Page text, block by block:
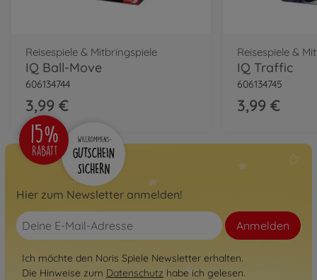
Reisespiele & Mitbringspiele
IQ Ball-Move
606134744
3,99 €
Reisespiele &
IQ Traffic
606134745
3,99 €
Hier zum Newsletter anmelden!
Anmelden
Ich möchte den Noris Spiele Newsletter erhalten.
Die Hinweise zum Datenschutz habe ich gelesen.